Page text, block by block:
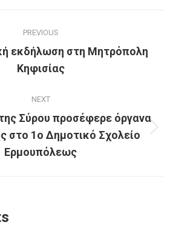
PREVIOUS
Previous
post:
εκδήλωση στη Μητρόπολη
Κηφισίας
NEXT
Next
post:
Σύρου προσέφερε όργανα
στο 1ο Δημοτικό Σχολείο
Ερμουπόλεως